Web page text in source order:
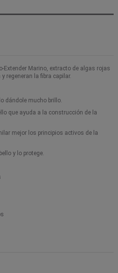
Extender Marino, extracto de algas rojas
regeneran la fibra capilar.
dándole mucho brillo.
que ayuda a la construcción de la
mejor los principios activos de la
y lo protege.